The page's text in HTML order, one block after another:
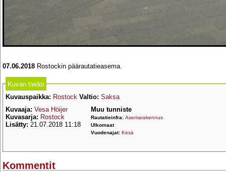
07.06.2018 Rostockin päärautatieasema.
Kuvan tiedot
Kuvauspaikka: Rostock Valtio: Saksa
Kuvaaja: Vesa Höijer
Kuvasarja: Rostock
Lisätty: 21.07.2018 11:18
Muu tunniste
Rautatieinfra: Asemarakennus
Ulkomaat
Vuodenajat: Kesä
Kommentit